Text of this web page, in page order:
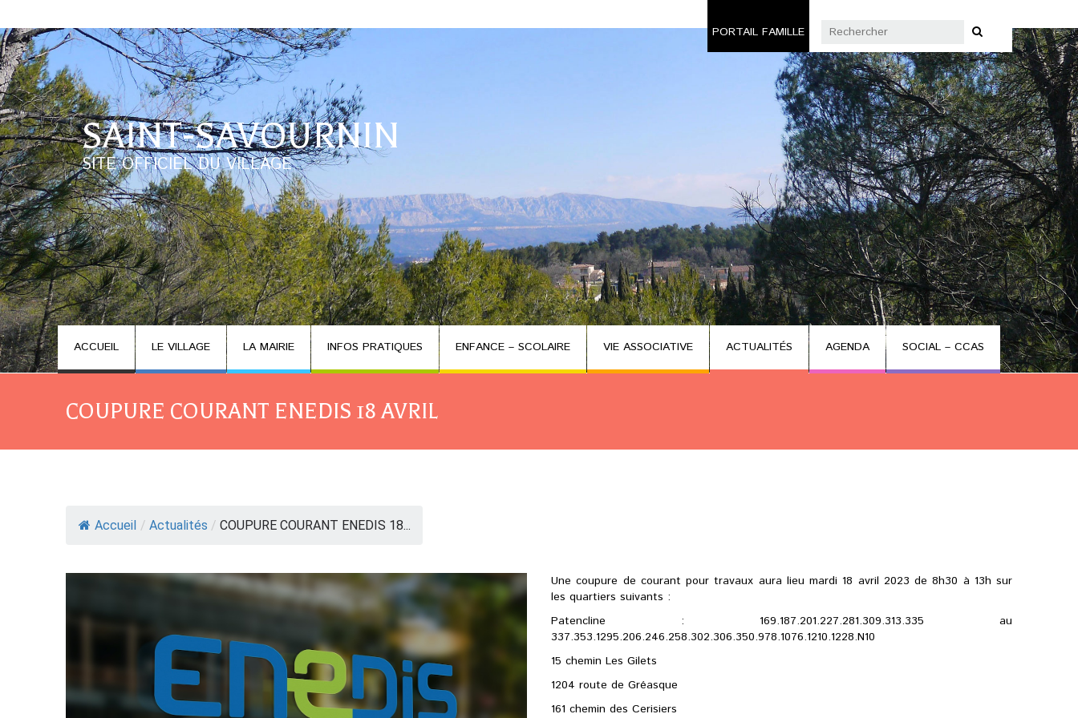
PORTAIL FAMILLE
SAINT-SAVOURNIN
SITE OFFICIEL DU VILLAGE
ACCUEIL LE VILLAGE LA MAIRIE INFOS PRATIQUES ENFANCE – SCOLAIRE VIE ASSOCIATIVE ACTUALITÉS AGENDA SOCIAL – CCAS
COUPURE COURANT ENEDIS 18 AVRIL
Accueil / Actualités / COUPURE COURANT ENEDIS 18...
Une coupure de courant pour travaux aura lieu mardi 18 avril 2023 de 8h30 à 13h sur
les quartiers suivants :
Patencline : 169.187.201.227.281.309.313.335 au
337.353.1295.206.246.258.302.306.350.978.1076.1210.1228.N10
15 chemin Les Gilets
1204 route de Gréasque
161 chemin des Cerisiers